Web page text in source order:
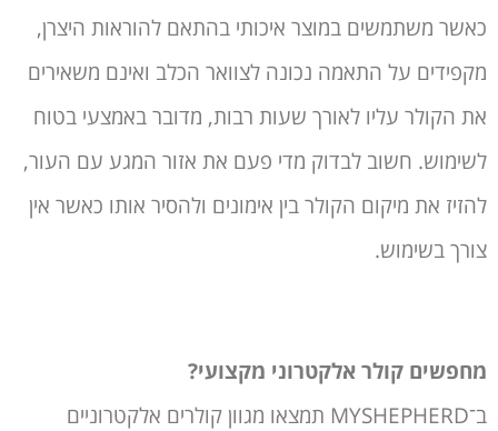
כאשר משתמשים במוצר איכותי בהתאם להוראות היצרן,
מקפידים על התאמה נכונה לצוואר הכלב ואינם משאירים
את הקולר עליו לאורך שעות רבות, מדובר באמצעי בטוח
לשימוש. חשוב לבדוק מדי פעם את אזור המגע עם העור,
להזיז את מיקום הקולר בין אימונים ולהסיר אותו כאשר אין
צורך בשימוש.
מחפשים קולר אלקטרוני מקצועי?
ב־MYSHEPHERD תמצאו מגוון קולרים אלקטרוניים